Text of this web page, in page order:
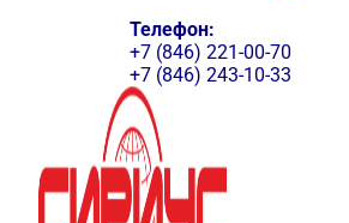
Телефон:
+7 (846) 221-00-70
+7 (846) 243-10-33